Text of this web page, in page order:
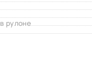
рулоне